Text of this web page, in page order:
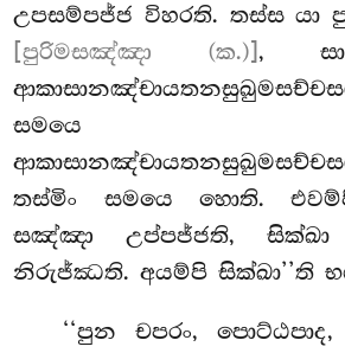
උපසම්පජ්ජ විහරති. තස්ස යා
[පුරිමසඤ්ඤා (ක.)] ,
සමයෙ
තස්මිං සමයෙ හොති.
සඤ්ඤා උප්පජ්ජති,
නිරුජ්ඣති. අයම්පි සික්ඛා’’ති
‘‘පුන චපරං,